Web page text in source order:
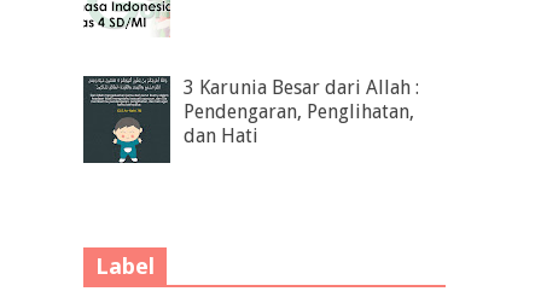
3 Karunia Besar dari Allah :
Pendengaran, Penglihatan,
dan Hati
Label